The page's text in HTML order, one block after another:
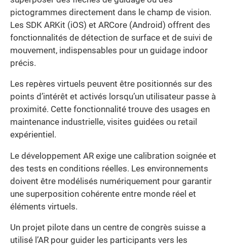
pictogrammes directement dans le champ de vision.
Les SDK ARKit (iOS) et ARCore (Android) offrent des
fonctionnalités de détection de surface et de suivi de
mouvement, indispensables pour un guidage indoor
précis.
Les repères virtuels peuvent être positionnés sur des
points d’intérêt et activés lorsqu’un utilisateur passe à
proximité. Cette fonctionnalité trouve des usages en
maintenance industrielle, visites guidées ou retail
expérientiel.
Le développement AR exige une calibration soignée et
des tests en conditions réelles. Les environnements
doivent être modélisés numériquement pour garantir
une superposition cohérente entre monde réel et
éléments virtuels.
Un projet pilote dans un centre de congrès suisse a
utilisé l’AR pour guider les participants vers les